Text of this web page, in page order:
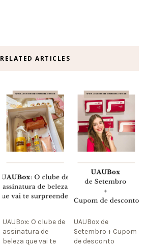
RELATED ARTICLES
UAUBox: O clube de
assinatura de
beleza que vai te
UAUBox de
Setembro + Cupom
de desconto